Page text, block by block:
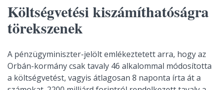
Költségvetési kiszámíthatóságra
törekszenek
A pénzügyminiszter-jelölt emlékeztetett arra, hogy az
Orbán-kormány csak tavaly 46 alkalommal módosította
a költségvetést, vagyis átlagosan 8 naponta írta át a